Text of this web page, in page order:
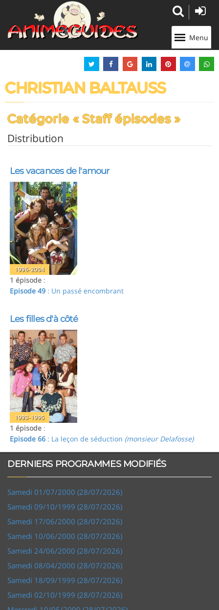
Menu
CHRISTIAN BALTAUSS
Catégorie « Staff épisodes »
Distribution
Les vacances de l'amour
1996-2004
1 épisode :
Episode 49 : Un passé encombrant
Les filles d'à côté
1993-1995
1 épisode :
Episode 66 : La leçon de séduction (monsieur Delafosse)
DERNIERS PROGRAMMES MODIFIÉS
Samedi 01/07/2000 (28/07/2026)
Samedi 09/10/1999 (28/07/2026)
Samedi 17/06/2000 (28/07/2026)
Samedi 10/06/2000 (28/07/2026)
Samedi 24/06/2000 (28/07/2026)
Samedi 08/04/2000 (28/07/2026)
Samedi 18/09/1999 (28/07/2026)
Samedi 02/10/1999 (28/07/2026)
Panneau de gestion des cookies